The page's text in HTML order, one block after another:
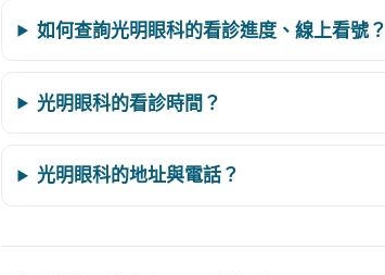
如何查詢光明眼科的看診進度、線上看號？
光明眼科的看診時間？
光明眼科的地址與電話？